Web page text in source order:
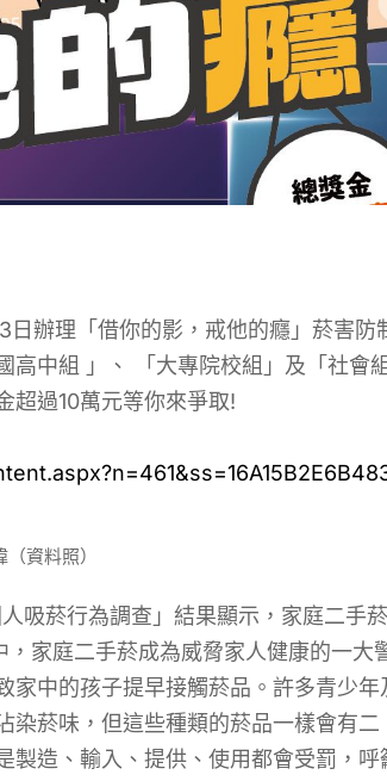
辦理「借你的影，戒他的癮」菸害防
中組 」、 「大專院校組」及「社會
超過10萬元等你來爭取!
資料照）
吸菸行為調查」結果顯示，家庭二手
家庭二手菸成為威脅家人健康的一大
家中的孩子提早接觸菸品。許多青少年
染菸味，但這些種類的菸品一樣會有二
製造、輸入、提供、使用都會受罰，呼